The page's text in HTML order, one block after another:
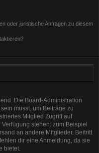
oder juristische Anfragen zu diesem
Die Board-Administration
musst, um Beiträge zu
Mitglied Zugriff auf
stehen: zum Beispiel
an andere Mitglieder, Beitritt
dir eine Anmeldung, da sie
bietet.